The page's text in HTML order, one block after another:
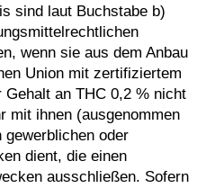
sind laut Buchstabe b)
wenn sie aus dem Anbau
Union mit zertifiziertem
an THC 0,2 % nicht
mit ihnen (ausgenommen
oder
dient, die einen
ausschließen. Sofern